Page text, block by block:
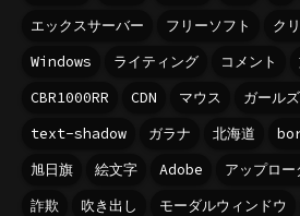
エックスサーバー
フリーソフト
ク
Windows
ライティング コメント
CBR1000RR
CDN マウス
ガール
text-shadow
ガラナ 北海道
旭日旗
絵文字 Adobe アップロー
詐欺
吹き出し モーダルウィンドウ